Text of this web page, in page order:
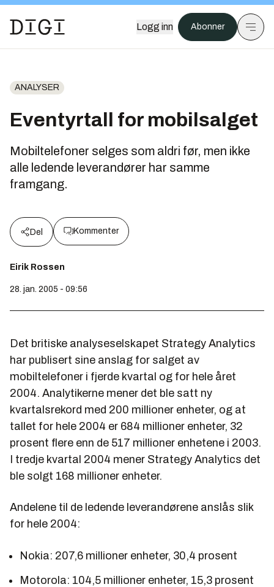
Logg inn Abonner
ANALYSER
Eventyrtall for mobilsalget
Mobiltelefoner selges som aldri før, men ikke
alle ledende leverandører har samme
framgang.
Del Kommenter
Eirik Rossen
28. jan. 2005 - 09:56
Det britiske analyseselskapet Strategy Analytics
har publisert sine anslag for salget av
mobiltelefoner i fjerde kvartal og for hele året
2004. Analytikerne mener det ble satt ny
kvartalsrekord med 200 millioner enheter, og at
tallet for hele 2004 er 684 millioner enheter, 32
prosent flere enn de 517 millioner enhetene i 2003.
I tredje kvartal 2004 mener Strategy Analytics det
ble solgt 168 millioner enheter.
Andelene til de ledende leverandørene anslås slik
for hele 2004:
Nokia: 207,6 millioner enheter, 30,4 prosent
Motorola: 104,5 millioner enheter, 15,3 prosent